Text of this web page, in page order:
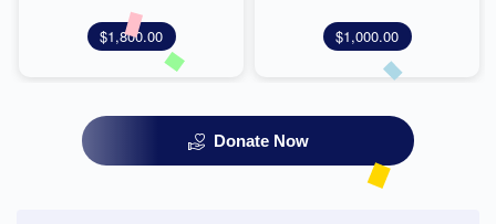
$1,000.00
$1,800.00
Donate Now